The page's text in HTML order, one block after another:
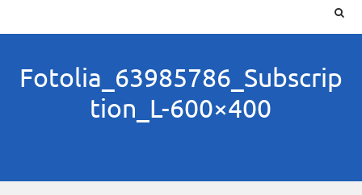
Fotolia_63985786_Subscrip
tion_L-600×400